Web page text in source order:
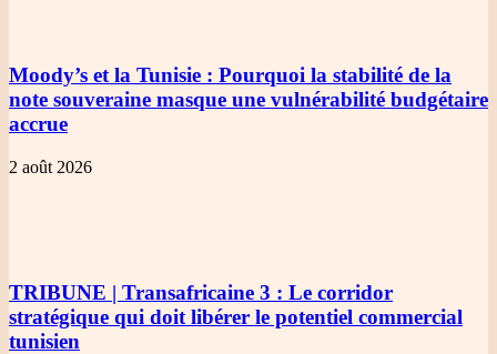
Moody’s et la Tunisie : Pourquoi la stabilité de la
note souveraine masque une vulnérabilité budgétaire
accrue
2 août 2026
TRIBUNE | Transafricaine 3 : Le corridor
stratégique qui doit libérer le potentiel commercial
tunisien